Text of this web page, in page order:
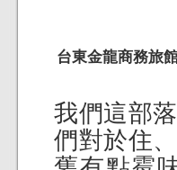
台東金龍商務旅
我們這部
們對於住